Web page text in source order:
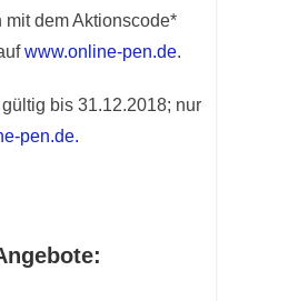
mit dem Aktionscode*
www.online-pen.de.
bis 31.12.2018; nur
pen.de.